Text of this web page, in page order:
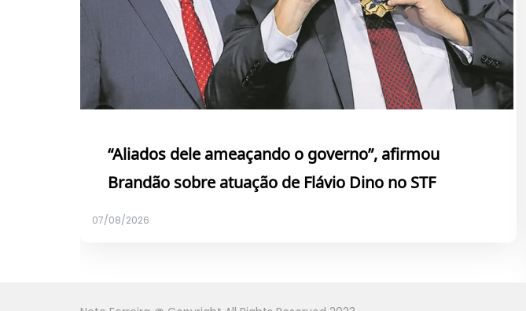
“Aliados dele ameaçando o governo”, afirmou
Brandão sobre atuação de Flávio Dino no STF
07/08/2026